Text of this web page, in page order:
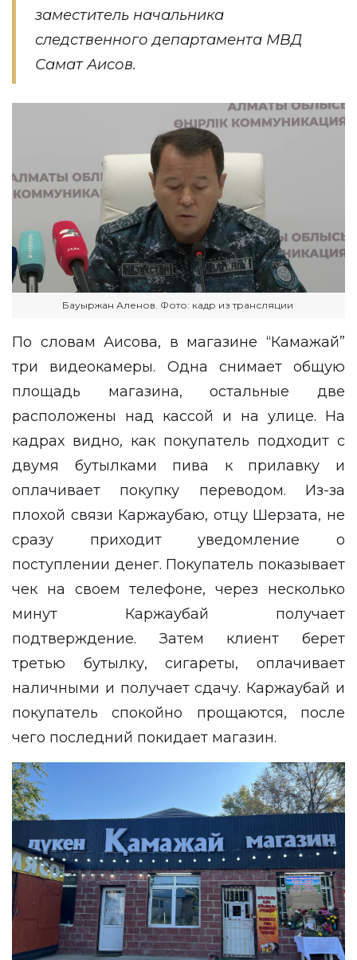
заместитель начальника
следственного департамента МВД
Самат Аисов.
Бауыржан Аленов. Фото: кадр из трансляции
По словам Аисова, в магазине “Камажай”
три видеокамеры. Одна снимает общую
площадь магазина, остальные две
расположены над кассой и на улице. На
кадрах видно, как покупатель подходит с
двумя бутылками пива к прилавку и
оплачивает покупку переводом. Из-за
плохой связи Каржаубаю, отцу Шерзата, не
сразу приходит уведомление о
поступлении денег. Покупатель показывает
чек на своем телефоне, через несколько
минут Каржаубай получает
подтверждение. Затем клиент берет
третью бутылку, сигареты, оплачивает
наличными и получает сдачу. Каржаубай и
покупатель спокойно прощаются, после
чего последний покидает магазин.